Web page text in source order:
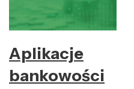
Aplikacje
bankowości